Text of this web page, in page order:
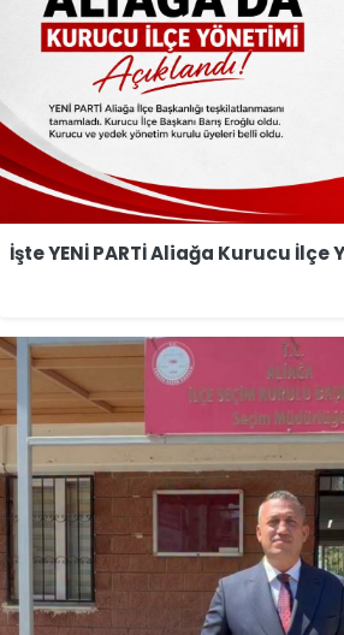
İşte YENİ PARTİ Aliağa Kurucu İlçe